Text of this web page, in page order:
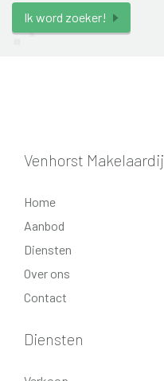
Ik word zoeker!
Venhorst Makelaardij
Home
Aanbod
Diensten
Over ons
Contact
Diensten